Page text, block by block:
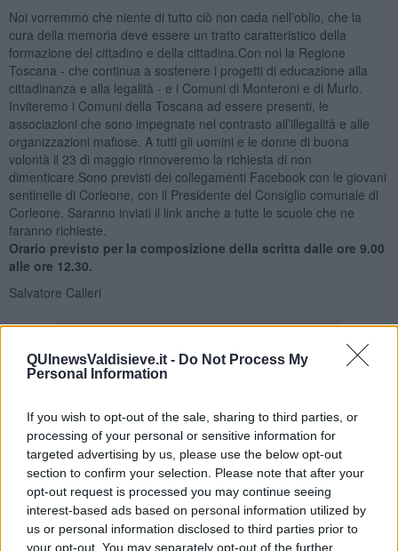
QUInewsValdisieve.it - Do Not Process My
Personal Information
If you wish to opt-out of the sale, sharing to third parties, or
processing of your personal or sensitive information for
targeted advertising by us, please use the below opt-out
section to confirm your selection. Please note that after your
opt-out request is processed you may continue seeing
interest-based ads based on personal information utilized by
us or personal information disclosed to third parties prior to
your opt-out. You may separately opt-out of the further
Noi vorremmo che niente di tutto ciò non cada nell’oblio, che la
cura della memoria deve essere un tratto caratteristico della
formazione del cittadino e della cittadina.Con noi la Regione
Toscana - che continua a sostenere i progetti di educazione alla
cittadinanza e alla legalità - e i Comuni di Monteroni e di Murlo.
Inviteremo i Comuni della Toscana ad essere presenti, le
associazioni che sono impegnate nel contrasto all’illegalità e alle
organizzazioni mafiose. A tutti gli uomini e le donne di buona
volontà il 23 di maggio rinnoveremo la richiesta di non
dimenticare.Sono previsti dei collegamenti Facebook con le giovani
sentinelle di Corleone, con il Presidente del Consiglio comunale di
Corleone. Saranno inviati il link anche a tutte le scuole che ne
faranno richieste.
Orario previsto per la composizione della scritta dalle ore 9.00
alle ore 12.30.
Salvatore Calleri
Se vuoi leggere le notizie principali della Toscana iscriviti alla
Newsletter QUInews - ToscanaMedia.Arriva gratis tutti i giorni
alle 20:00 direttamente nella tua casella di posta.
Basta cliccareQUI
Videogallery